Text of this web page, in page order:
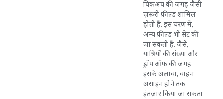
पिकअप की जगह जैसी
ज़रूरी फ़ील्ड शामिल
होती हैं. इस चरण में,
अन्य फ़ील्ड भी सेट की
जा सकती हैं. जैसे,
यात्रियों की संख्या और
ड्रॉप ऑफ़ की जगह.
इसके अलावा, वाहन
असाइन होने तक
इंतज़ार किया जा सकता